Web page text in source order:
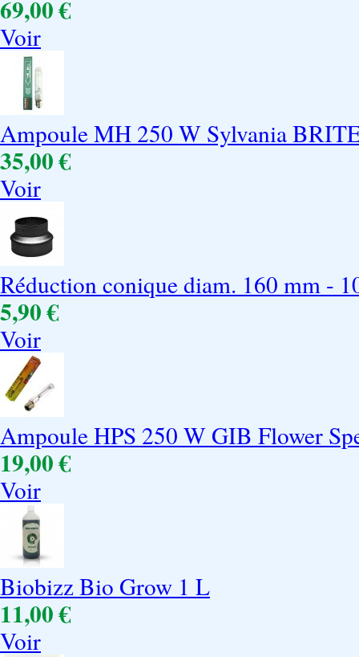
69,00 €
Voir
Ampoule MH 250 W Sylvania
35,00 €
Voir
Réduction conique diam. 160 mm -
5,90 €
Voir
Ampoule HPS 250 W GIB Flower
19,00 €
Voir
Biobizz Bio Grow 1 L
11,00 €
Voir